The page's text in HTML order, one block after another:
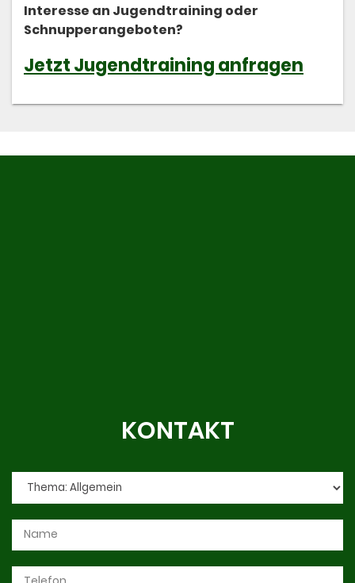
Interesse an Jugendtraining oder
Schnupperangeboten?
Jetzt Jugendtraining anfragen
KONTAKT